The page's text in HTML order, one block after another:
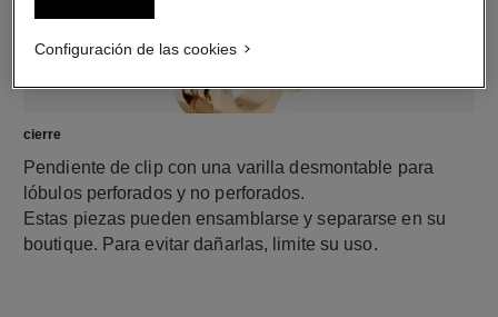
cierre
Pendiente de clip con una varilla desmontable para
lóbulos perforados y no perforados.
Estas piezas pueden ensamblarse y separarse en su
boutique. Para evitar dañarlas, limite su uso.
Configuración de las cookies